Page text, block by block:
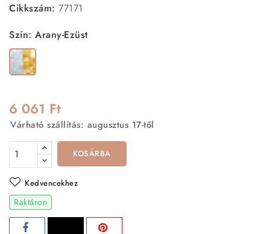
Cikkszám: 77171
Szín: Arany-Ezüst
Arany-
Ezüst
6 061 Ft
Várható szállítás: augusztus 17-től
KOSÁRBA
Kedvencekhez
Raktáron